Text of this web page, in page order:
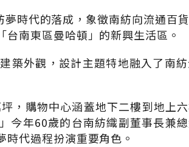
時代的落成，象徵南紡向流通百
南東區曼哈頓」的新興生活區。
築外觀，設計主題特地融入了南
，購物中心涵蓋地下二樓到地上
今年60歲的台南紡織副董事長兼
代過程扮演重要角色。